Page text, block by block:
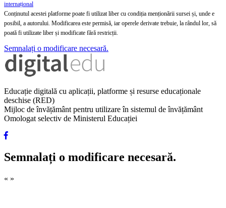
internațional
Conținutul acestei platforme poate fi utilizat liber cu condiția menționării sursei și, unde e
posibil, a autorului. Modificarea este permisă, iar operele derivate trebuie, la rândul lor, să
poată fi utilizate liber și modificate fără restricții.
Semnalați o modificare necesară.
Educație digitală cu aplicații, platforme și resurse educaționale
deschise (RED)
Mijloc de învățământ pentru utilizare în sistemul de învățământ
Omologat selectiv de Ministerul Educației
Semnalați o modificare necesară.
« »